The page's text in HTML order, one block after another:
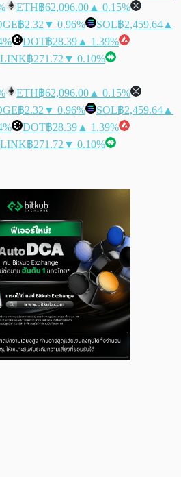
ETH฿62,096.00 ▲ 0.15%
฿2.32 ▼ 0.96% SOL฿2,459.64 ▲
DOT฿28.39 ▲ 1.39%
LINK฿271.72 ▼ 0.10%
ETH฿62,096.00 ▲ 0.15%
฿2.32 ▼ 0.96% SOL฿2,459.64 ▲
DOT฿28.39 ▲ 1.39%
LINK฿271.72 ▼ 0.10%